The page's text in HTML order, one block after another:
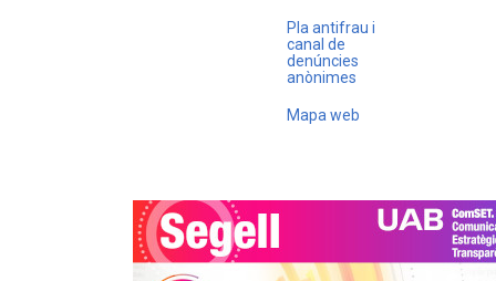
Pla antifrau i
canal de
denúncies
anònimes
Mapa web